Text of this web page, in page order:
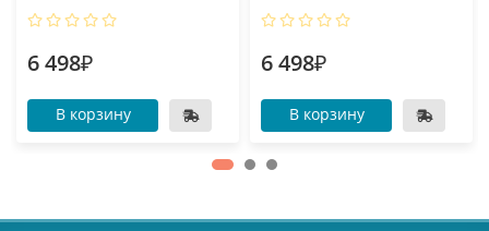
6 498₽
В корзину
6 498₽
В корзину